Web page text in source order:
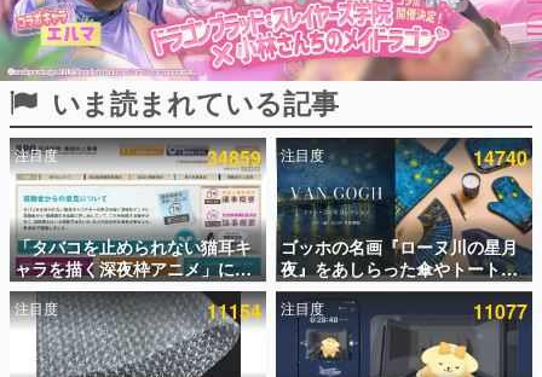
連載・特集一覧
殿堂入り記事
SNS拡散数が数千以上！ ページビュー数万以上！ などな
ど。多くの人々に読まれた、電ファミ渾身の“殿堂入り”記
事をまとめました。
ゲームの企画書
名作ゲームクリエイターの方々に製作時のエピソードをお
聞きし、ヒットする企画（ゲーム）とは何か？を探ってい
きます。
赫本
この物語を解いてはいけない。『赫本』は、〈試験問題〉
の形をした短編ホラー小説集です。
いま読まれている記事
注目度 34859
「タバコを止められない猫耳キ
ャラを描く深夜枠アニメ」に視
聴者の一部から批判意見。違法
薬物の使用と思しき描写も含め
て、BPOが議論を交わす
注目度 14740
ゴッホの名画『ローヌ川の星月
夜』をあしらった傘やトートバ
ッグなどが登場。8月7日21時よ
り2日間限定で予約販売
注目度 11154 注目度 11077